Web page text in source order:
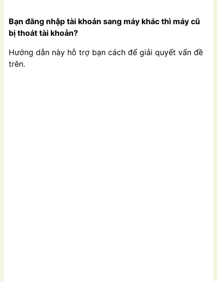
Bạn đăng nhập tài khoản sang máy khác thì máy cũ
bị thoát tài khoản?
Hướng dẫn này hỗ trợ bạn cách để giải quyết vấn đề
trên.